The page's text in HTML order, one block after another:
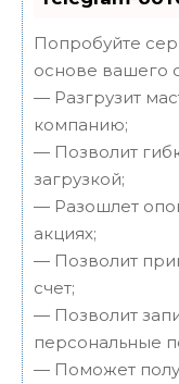
Попробуйте
основе вашего
— Разгрузит
компанию;
— Позволит
загрузкой;
— Разошлет
акциях;
— Позволит
счет;
— Позволит
персональные
— Поможет